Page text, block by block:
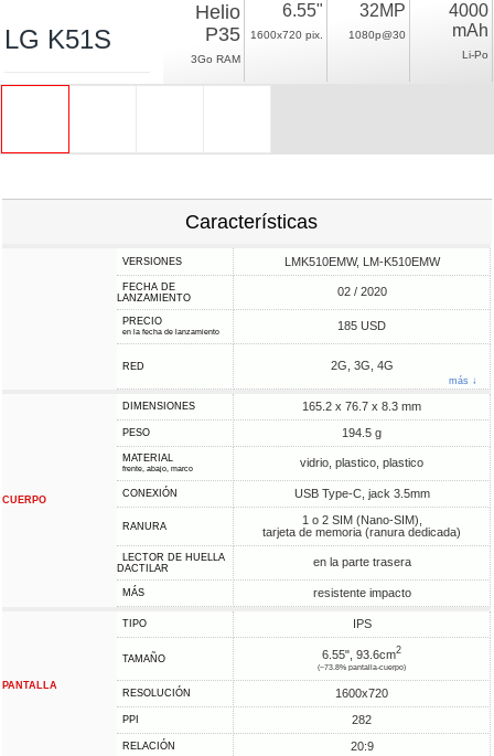
LG K51S
Helio
P35
3Go RAM
6.55"
1600x720 pix.
32MP
1080p@30
4000
mAh
Li-Po
Características
VERSIONES LMK510EMW, LM-K510EMW
FECHA DE
LANZAMIENTO
02 / 2020
PRECIO
en la fecha de lanzamiento 185 USD
RED 2G, 3G, 4G
más ↓
CUERPO
DIMENSIONES 165.2 x 76.7 x 8.3 mm
PESO 194.5 g
MATERIAL
frente, abajo, marco vidrio, plastico, plastico
CONEXIÓN USB Type-C, jack 3.5mm
RANURA
1 o 2 SIM (Nano-SIM),
tarjeta de memoria (ranura dedicada)
LECTOR DE HUELLA
DACTILAR
en la parte trasera
MÁS resistente impacto
PANTALLA
TIPO IPS
TAMAÑO 6.55", 93.6cm2
(~73.8% pantalla-cuerpo)
RESOLUCIÓN 1600x720
PPI 282
RELACIÓN 20:9